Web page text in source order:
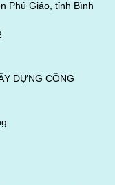
Phú Giáo, tỉnh Bình
DỰNG CÔNG